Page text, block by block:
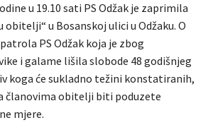
u 19.10 sati PS Odžak je zaprimila
obitelji“ u Bosanskoj ulici u Odžaku. O
PS Odžak koja je zbog
i galame lišila slobode 48 godišnjeg
koga će sukladno težini konstatiranih,
članovima obitelji biti poduzete
mjere.